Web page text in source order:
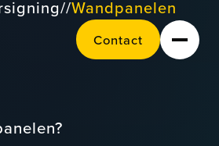
Contact
Contact
//Wandpanelen